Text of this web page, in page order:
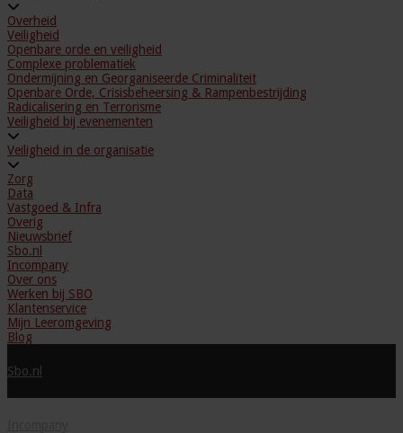
Overheid
Veiligheid
Openbare orde en veiligheid
Complexe problematiek
Ondermijning en Georganiseerde Criminaliteit
Openbare Orde, Crisisbeheersing & Rampenbestrijding
Radicalisering en Terrorisme
Veiligheid bij evenementen
Veiligheid in de organisatie
Zorg
Data
Vastgoed & Infra
Overig
Nieuwsbrief
Sbo.nl
Incompany
Over ons
Werken bij SBO
Klantenservice
Mijn Leeromgeving
Blog
Sbo.nl